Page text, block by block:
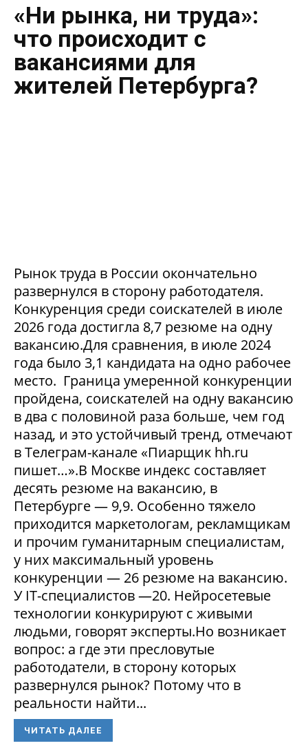
«Ни рынка, ни труда»:
что происходит с
вакансиями для
жителей Петербурга?
Рынок труда в России окончательно
развернулся в сторону работодателя.
Конкуренция среди соискателей в июле
2026 года достигла 8,7 резюме на одну
вакансию.Для сравнения, в июле 2024
года было 3,1 кандидата на одно рабочее
место. Граница умеренной конкуренции
пройдена, соискателей на одну вакансию
в два с половиной раза больше, чем год
назад, и это устойчивый тренд, отмечают
в Телеграм-канале «Пиарщик hh.ru
пишет…».В Москве индекс составляет
десять резюме на вакансию, в
Петербурге — 9,9. Особенно тяжело
приходится маркетологам, рекламщикам
и прочим гуманитарным специалистам,
у них максимальный уровень
конкуренции — 26 резюме на вакансию.
У IT-специалистов —20. Нейросетевые
технологии конкурируют с живыми
людьми, говорят эксперты.Но возникает
вопрос: а где эти пресловутые
работодатели, в сторону которых
развернулся рынок? Потому что в
реальности найти...
ЧИТАТЬ ДАЛЕЕ